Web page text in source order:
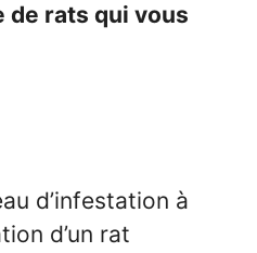
de rats qui vous
d’infestation à
d’un rat